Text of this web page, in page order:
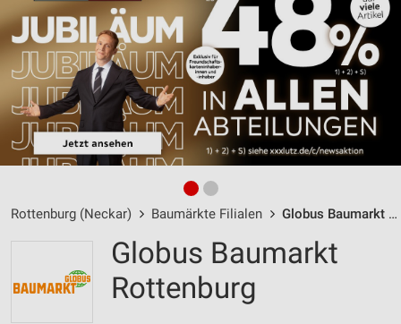
Rottenburg (Neckar) Baumärkte Filialen Globus Baumarkt Rottenburg / Felix-Wankel-Straße 22 - Öffnungszeiten & Adresse
Globus Baumarkt
Rottenburg